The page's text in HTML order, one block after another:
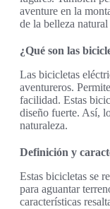
aventure en la
de la belleza
¿Qué son las
Las bicicletas
aventureros.
facilidad. Estas
diseño fuerte. Así,
naturaleza.
Definición y
Estas bicicletas se
para aguantar
características